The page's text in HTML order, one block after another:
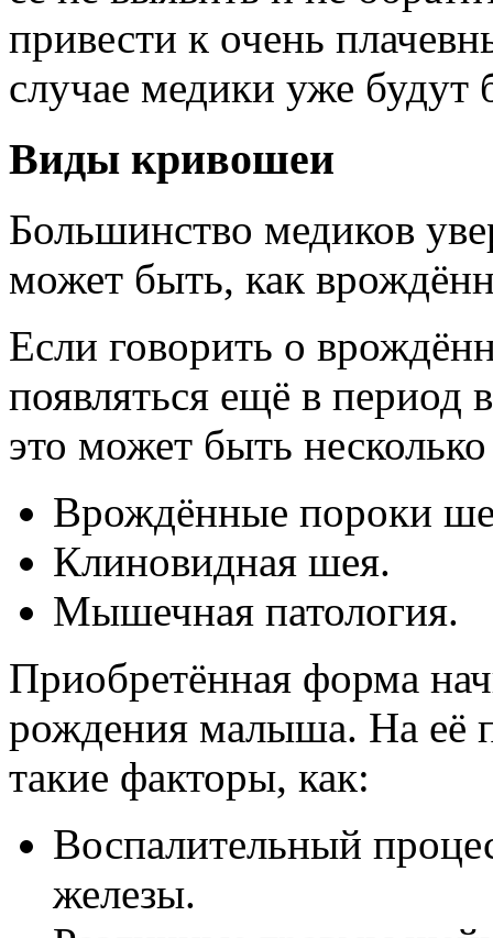
привести к очень
случае медики уже будут
Виды кривошеи
Большинство медиков
может быть, как
Если говорить о
появляться ещё в период
это может быть
Врождённые пороки
Клиновидная шея.
Мышечная патология.
Приобретённая форма
рождения малыша. На её
такие факторы, как:
Воспалительный
железы.